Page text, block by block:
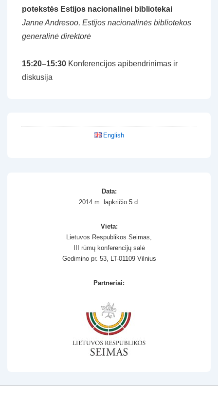
potekstės Estijos nacionalinei bibliotekai
Janne Andresoo, Estijos nacionalinės bibliotekos
generalinė direktorė
15:20–15:30 Konferencijos apibendrinimas ir
diskusija
English
Data:
2014 m. lapkričio 5 d.
Vieta:
Lietuvos Respublikos Seimas,
III rūmų konferencijų salė
Gedimino pr. 53, LT-01109 Vilnius
Partneriai: